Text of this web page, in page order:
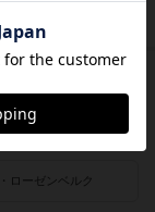
ス・トイバー
ローゼンベルク